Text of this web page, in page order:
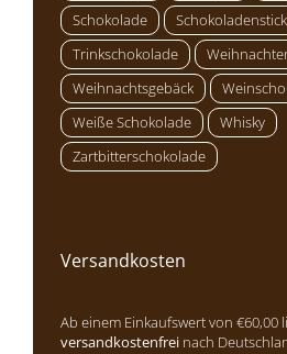
Schokolade
Schokoladenstick
Trinkschokolade
Weihnachtsgebäck
Weiße Schokolade
Whisky
Zartbitterschokolade
Versandkosten
Ab einem Einkaufswert von €60,00
versandkostenfrei nach